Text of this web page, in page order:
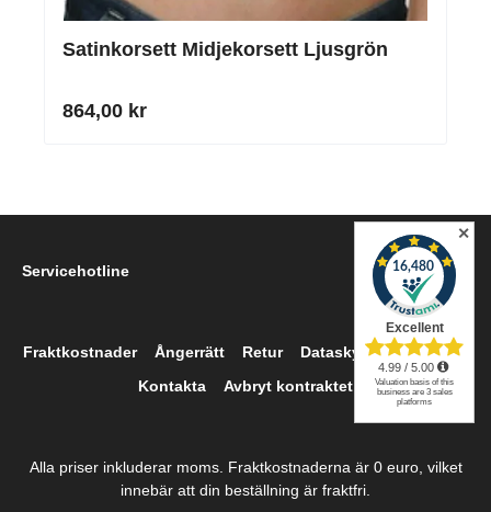
Satinkorsett Midjekorsett Ljusgrön
864,00 kr
Servicehotline
Fraktkostnader Ångerrätt Retur Dataskydd
Imprint
Kontakta
Avbryt kontraktet
Alla priser inkluderar moms. Fraktkostnaderna är 0 euro, vilket
innebär att din beställning är fraktfri.
✕